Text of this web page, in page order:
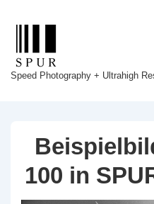
Zum
Speed Photography + Ultrahigh
100 in